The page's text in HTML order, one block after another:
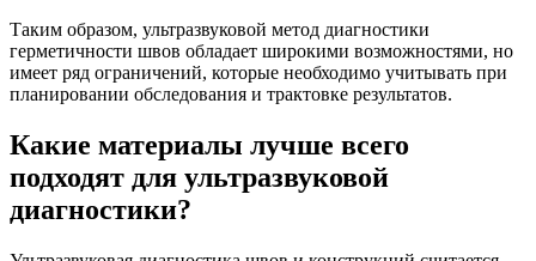
Таким образом, ультразвуковой метод диагностики
герметичности швов обладает широкими возможностями, но
имеет ряд ограничений, которые необходимо учитывать при
планировании обследования и трактовке результатов.
Какие материалы лучше всего
подходят для ультразвуковой
диагностики?